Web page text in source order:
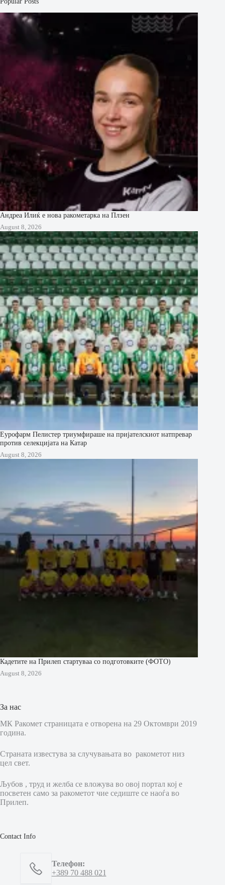
Андреа Илиќ е нова ракометарка на Плзен
August 8, 2026
Еурофарм Пелистер триумфираше на пријателскиот натпревар
против селекцијата на Катар
August 8, 2026
Кадетите на Прилеп стартуваа со подготовките (ФОТО)
August 8, 2026
За нас
МК Ракомет страницата е отворена на 29 Октомври 2019
година.
Страната известува за случувањата во ракометот низ
цел свет.
Љубов , труд и желба се вложува во овој портал кој е
посветен само за ракометот чие седиште се наоѓа во
Прилеп.
Contact Info
Телефон:
+389 70 488 021